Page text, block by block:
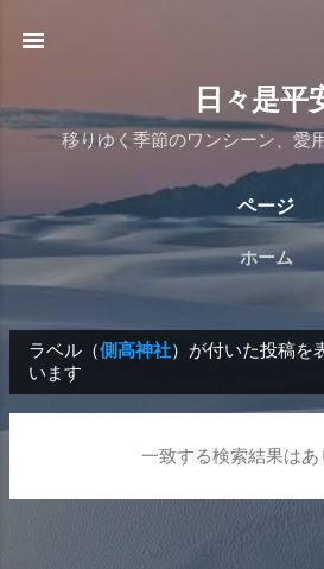
日々是平
移りゆく季節のワンシーン、愛
ページ
ホーム
投
稿
ラベル（側高神社）が付いた投稿を
います
一致する検索結果はあ